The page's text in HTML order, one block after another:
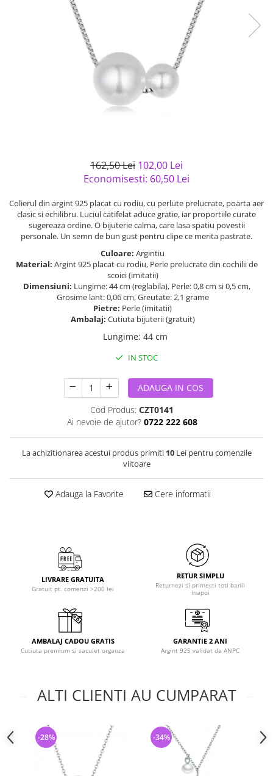
Bijuterii argint placat cu aur
Bijuterii argint cu diverse
Bijuterii argint cu murano
Bijuterii gotice si rock
Bijuterii Handmade
Casete si cutii de bijuterii
Solutii si lavete de curatare
162,50 Lei 102,00 Lei
Economisesti: 60,50 Lei
Colierul din argint 925 placat cu rodiu, cu perlute prelucrate, poarta aer
clasic si echilibru. Luciul catifelat aduce gratie, iar proportiile curate
sugereaza ordine. O bijuterie calma, care lasa spatiu povestii
personale. Un semn de bun gust pentru clipe ce merita pastrate.
Culoare: Argintiu
Material: Argint 925 placat cu rodiu, Perle prelucrate din cochilii de
scoici (imitatii)
Dimensiuni: Lungime: 44 cm (reglabila), Perle: 0,8 cm si 0,5 cm,
Grosime lant: 0,06 cm, Greutate: 2,1 grame
Pietre: Perle (imitatii)
Ambalaj: Cutiuta bijuterii (gratuit)
Lungime: 44 cm
IN STOC
ADAUGA IN COS
Cod Produs: CZT0141
Ai nevoie de ajutor? 0722 222 608
La achizitionarea acestui produs primiti 10Lei pentru comenzile
viitoare
Adauga la Favorite Cere informatii
LIVRARE GRATUITA
Gratuit pt. comenzi >200 lei
RETUR SIMPLU
Returnezi si primesti toti banii
inapoi
AMBALAJ CADOU GRATIS
Cutiuta premium si saculet organza
GARANTIE 2 ANI
Argint 925 validat de ANPC
ALTI CLIENTI AU CUMPARAT
-28% -34%